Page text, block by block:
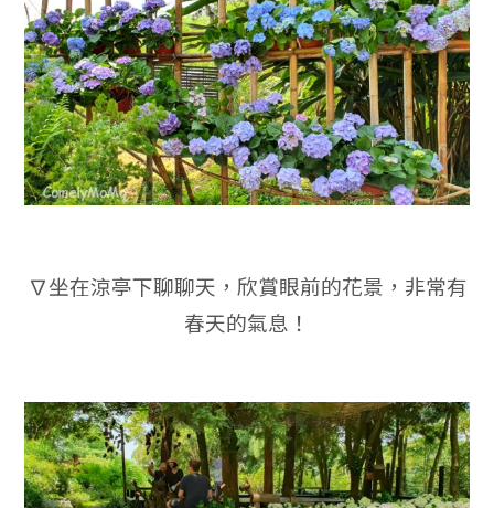
∇坐在涼亭下聊聊天，欣賞眼前的花景，非常有
春天的氣息！